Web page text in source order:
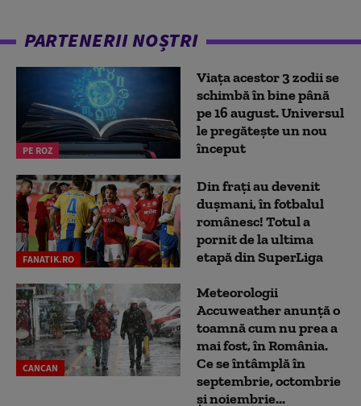
PARTENERII NOȘTRI
PE ROZ
Viața acestor 3 zodii se
schimbă în bine până
pe 16 august. Universul
le pregătește un nou
început
FANATIK.RO
Din frați au devenit
dușmani, în fotbalul
românesc! Totul a
pornit de la ultima
etapă din SuperLiga
CANCAN
Meteorologii
Accuweather anunță o
toamnă cum nu prea a
mai fost, în România.
Ce se întâmplă în
septembrie, octombrie
și noiembrie...